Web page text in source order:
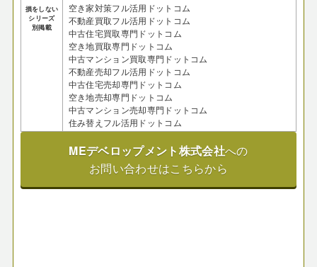
損をしない
シリーズ
別掲載
空き家対策フル活用ドットコム
不動産買取フル活用ドットコム
中古住宅買取専門ドットコム
空き地買取専門ドットコム
中古マンション買取専門ドットコム
不動産売却フル活用ドットコム
中古住宅売却専門ドットコム
空き地売却専門ドットコム
中古マンション売却専門ドットコム
住み替えフル活用ドットコム
MEデベロップメント株式会社への
お問い合わせはこちらから